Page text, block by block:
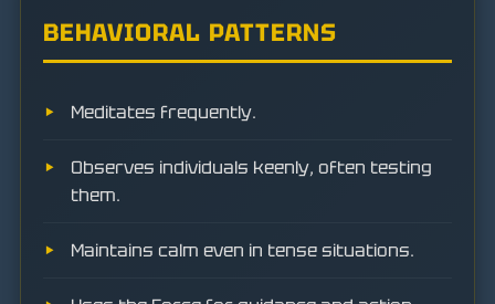
BEHAVIORAL PATTERNS
Meditates frequently.
Observes individuals keenly, often testing
them.
Maintains calm even in tense situations.